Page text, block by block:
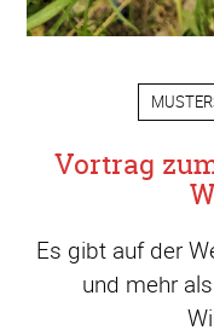
Vortrag
Es gibt auf der
und mehr